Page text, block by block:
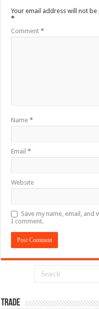
Your email address will not
*
Comment*
Name*
Email*
Website
Save my name, email,
I comment.
TRADE